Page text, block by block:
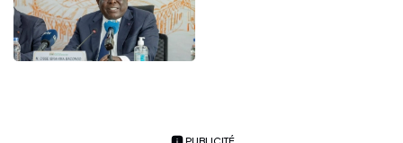
PUBLICITÉ